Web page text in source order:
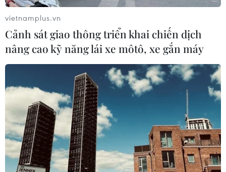
#Thủ tướng Phạm Minh Chính
#Chuyển đổi số
#Tăng trưởng kinh tế
#Công nghệ hiện đại
vietnamplus.vn
Cảnh sát giao thông triển khai chiến dịch
nâng cao kỹ năng lái xe môtô, xe gắn máy